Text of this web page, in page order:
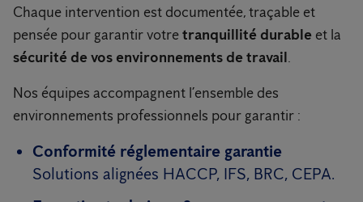
Chaque intervention est documentée, traçable et
pensée pour garantir votretranquillité durable et la
sécurité de vos environnements de travail.
Nos équipes accompagnent l’ensemble des
environnements professionnels pour garantir :
Conformité réglementaire garantie
Solutions alignées HACCP, IFS, BRC, CEPA.